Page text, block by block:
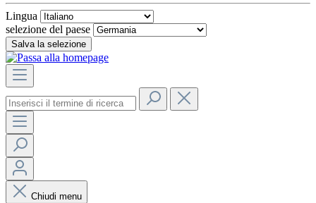
Lingua
selezione del paese
Salva la selezione
Chiudi menu